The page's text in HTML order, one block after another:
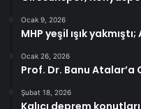
Ocak 9, 2026
MHP yeşil ışık
Ocak 26, 2026
Prof. Dr. Banu Atalar’a
Şubat 18, 2026